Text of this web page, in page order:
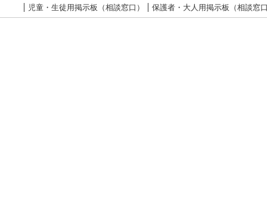
児童・生徒用掲示板（相談窓口）
保護者・大人用掲示板（相談窓